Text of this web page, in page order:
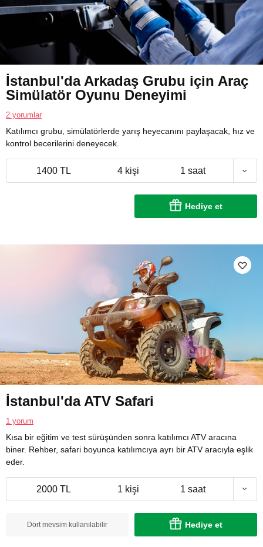
İstanbul'da Arkadaş Grubu için Araç
Simülatör Oyunu Deneyimi
2 yorumlar
Katılımcı grubu, simülatörlerde yarış heyecanını paylaşacak, hız ve
kontrol becerilerini deneyecek.
1400 TL 4 kişi 1 saat
Hediye et
İstanbul'da ATV Safari
1 yorum
Kısa bir eğitim ve test sürüşünden sonra katılımcı ATV aracına
biner. Rehber, safari boyunca katılımcıya ayrı bir ATV aracıyla eşlik
eder.
2000 TL 1 kişi 1 saat
Dört mevsim kullanılabilir Hediye et